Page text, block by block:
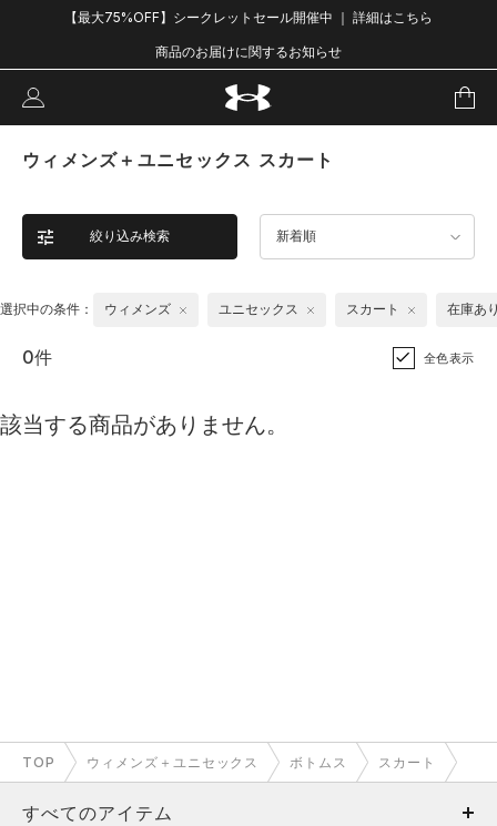
【最大75%OFF】シークレットセール開催中 ｜ 詳細はこちら
商品のお届けに関するお知らせ
ウィメンズ＋ユニセックス スカート
絞り込み検索 新着順
選択中の条件： ウィメンズ ユニセックス スカート 在庫あ
0件 全色表示
該当する商品がありません。
TOP ウィメンズ＋ユニセックス ボトムス スカート
すべてのアイテム